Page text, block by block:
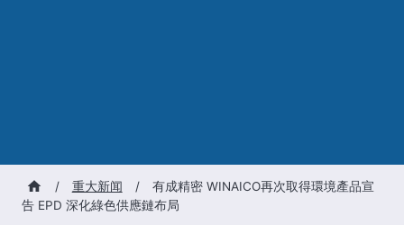
/ 重大新闻 /
有成精密 WINAICO再次取得環境產品宣
告 EPD 深化綠色供應鏈布局